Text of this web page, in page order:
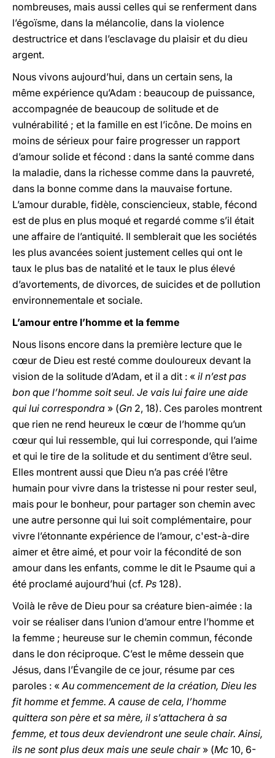
nombreuses, mais aussi celles qui se renferment dans
l’égoïsme, dans la mélancolie, dans la violence
destructrice et dans l’esclavage du plaisir et du dieu
argent.
Nous vivons aujourd’hui, dans un certain sens, la
même expérience qu’Adam : beaucoup de puissance,
accompagnée de beaucoup de solitude et de
vulnérabilité ; et la famille en est l’icône. De moins en
moins de sérieux pour faire progresser un rapport
d’amour solide et fécond : dans la santé comme dans
la maladie, dans la richesse comme dans la pauvreté,
dans la bonne comme dans la mauvaise fortune.
L’amour durable, fidèle, consciencieux, stable, fécond
est de plus en plus moqué et regardé comme s’il était
une affaire de l’antiquité. Il semblerait que les sociétés
les plus avancées soient justement celles qui ont le
taux le plus bas de natalité et le taux le plus élevé
d’avortements, de divorces, de suicides et de pollution
environnementale et sociale.
L’amour entre l’homme et la femme
Nous lisons encore dans la première lecture que le
cœur de Dieu est resté comme douloureux devant la
vision de la solitude d’Adam, et il a dit : « il n’est pas
bon que l’homme soit seul. Je vais lui faire une aide
qui lui correspondra » (Gn 2, 18). Ces paroles montrent
que rien ne rend heureux le cœur de l’homme qu’un
cœur qui lui ressemble, qui lui corresponde, qui l’aime
et qui le tire de la solitude et du sentiment d’être seul.
Elles montrent aussi que Dieu n’a pas créé l’être
humain pour vivre dans la tristesse ni pour rester seul,
mais pour le bonheur, pour partager son chemin avec
une autre personne qui lui soit complémentaire, pour
vivre l’étonnante expérience de l’amour, c'est-à-dire
aimer et être aimé, et pour voir la fécondité de son
amour dans les enfants, comme le dit le Psaume qui a
été proclamé aujourd’hui (cf. Ps 128).
Voilà le rêve de Dieu pour sa créature bien-aimée : la
voir se réaliser dans l’union d’amour entre l’homme et
la femme ; heureuse sur le chemin commun, féconde
dans le don réciproque. C’est le même dessein que
Jésus, dans l’Évangile de ce jour, résume par ces
paroles : «Au commencement de la création, Dieu les
fit homme et femme. A cause de cela, l’homme
quittera son père et sa mère, il s’attachera à sa
femme, et tous deux deviendront une seule chair. Ainsi,
ils ne sont plus deux mais une seule chair» (Mc 10, 6-